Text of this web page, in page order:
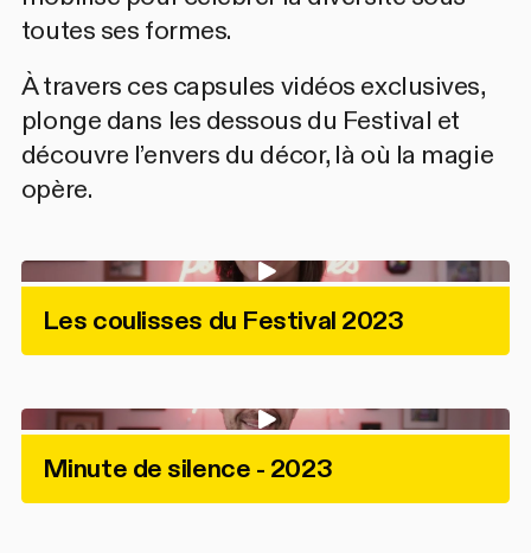
toutes ses formes.
À travers ces capsules vidéos exclusives,
plonge dans les dessous du Festival et
découvre l’envers du décor, là où la magie
opère.
Les coulisses du Festival 2023
Minute de silence - 2023